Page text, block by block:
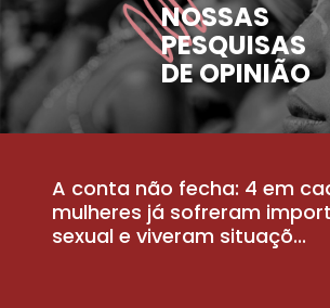
NOSSAS
PESQUISAS
DE OPINIÃO
A conta não fecha: 4 em
mulheres já sofreram
sexual e viveram situaçõ...